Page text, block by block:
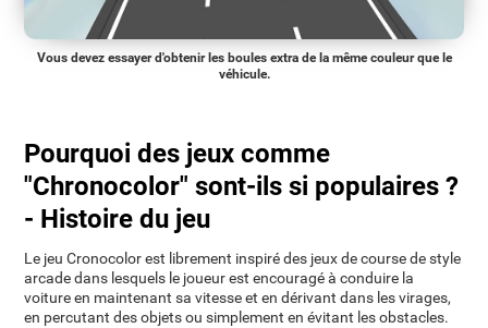
Vous devez essayer d'obtenir les boules extra de la même couleur que le
véhicule.
Pourquoi des jeux comme
"Chronocolor" sont-ils si populaires ?
- Histoire du jeu
Le jeu Cronocolor est librement inspiré des jeux de course de style
arcade dans lesquels le joueur est encouragé à conduire la
voiture en maintenant sa vitesse et en dérivant dans les virages,
en percutant des objets ou simplement en évitant les obstacles.